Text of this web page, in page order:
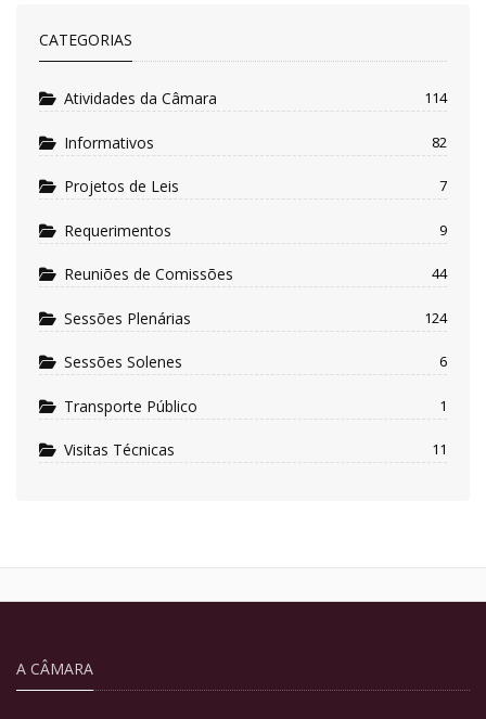
CATEGORIAS
Atividades da Câmara 114
Informativos 82
Projetos de Leis 7
Requerimentos 9
Reuniões de Comissões 44
Sessões Plenárias 124
Sessões Solenes 6
Transporte Público 1
Visitas Técnicas 11
A CÂMARA